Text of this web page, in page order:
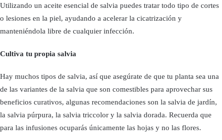
Utilizando un aceite esencial de salvia puedes tratar todo tipo de cortes
o lesiones en la piel, ayudando a acelerar la cicatrización y
manteniéndola libre de cualquier infección.
Cultiva tu propia salvia
Hay muchos tipos de salvia, así que asegúrate de que tu planta sea una
de las variantes de la salvia que son comestibles para aprovechar sus
beneficios curativos, algunas recomendaciones son la salvia de jardín,
la salvia púrpura, la salvia triccolor y la salvia dorada. Recuerda que
para las infusiones ocuparás únicamente las hojas y no las flores.